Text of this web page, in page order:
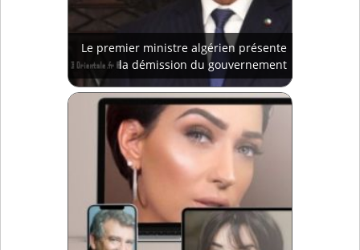
Le premier ministre algérien présente
la démission du gouvernement